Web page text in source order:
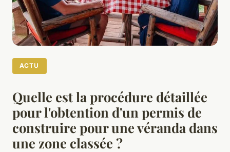
ACTU
Quelle est la procédure détaillée
pour l'obtention d'un permis de
construire pour une véranda dans
une zone classée ?